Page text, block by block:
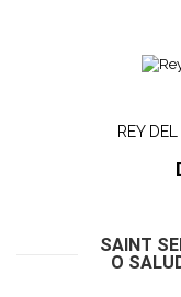
REY
SAINT
O